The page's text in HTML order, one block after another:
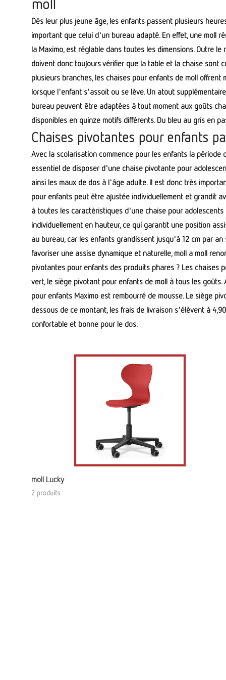
moll
Dès leur plus jeune âge, les enfants passent plusieurs
important que celui d'un bureau adapté. En effet, une moll
la Maximo, est réglable dans toutes les dimensions. Outre
doivent donc toujours vérifier que la table et la chaise sont
plusieurs branches, les chaises pour enfants de moll
lorsque l'enfant s'assoit ou se lève. Un atout
bureau peuvent être adaptées à tout moment aux goûts
disponibles en quinze motifs différents. Du bleu au gris en
Chaises pivotantes pour enfants
Avec la scolarisation commence pour les enfants la
essentiel de disposer d'une chaise pivotante pour
ainsi les maux de dos à l'âge adulte. Il est donc très
pour enfants peut être ajustée individuellement et grandit
à toutes les caractéristiques d'une chaise pour
individuellement en hauteur, ce qui garantit une position
au bureau, car les enfants grandissent jusqu'à 12 cm par
favoriser une assise dynamique et naturelle, moll a moll
pivotantes pour enfants des produits phares ? Les chaises
vert, le siège pivotant pour enfants de moll à tous les
pour enfants Maximo est rembourré de mousse. Le siège
dessous de ce montant, les frais de livraison s'élèvent à
confortable et bonne pour le dos.
moll Lucky
2 produits